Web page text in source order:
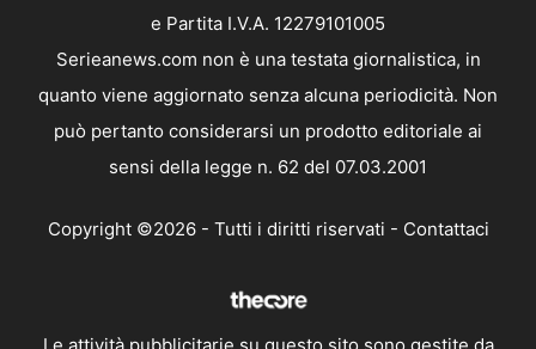
e Partita I.V.A. 12279101005
Serieanews.com non è una testata giornalistica, in
quanto viene aggiornato senza alcuna periodicità. Non
può pertanto considerarsi un prodotto editoriale ai
sensi della legge n. 62 del 07.03.2001
Copyright ©2026 - Tutti i diritti riservati - Contattaci
Le attività pubblicitarie su questo sito sono gestite da